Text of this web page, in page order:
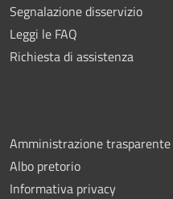
Segnalazione disservizio
Leggi le FAQ
Richiesta di assistenza
Amministrazione trasparente
Albo pretorio
Informativa privacy